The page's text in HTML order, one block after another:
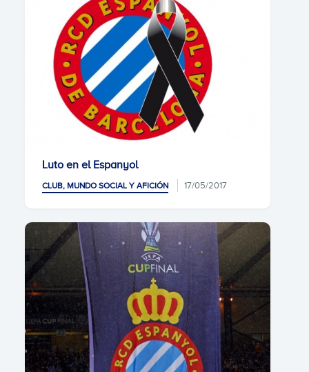
Luto en el Espanyol
CLUB, MUNDO SOCIAL Y AFICIÓN 17/05/2017